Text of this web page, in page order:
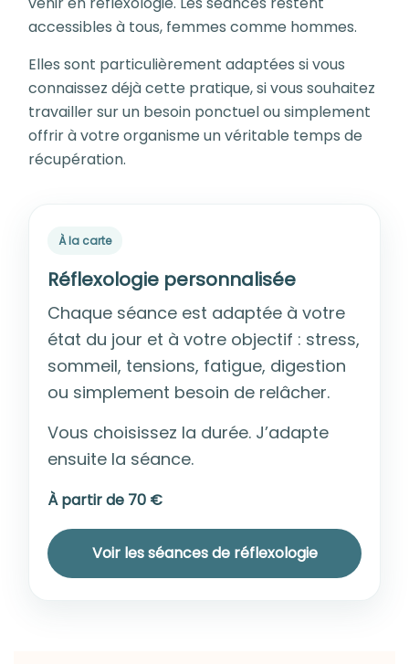
accessibles à tous, femmes comme hommes.
Elles sont particulièrement adaptées si vous
connaissez déjà cette pratique, si vous souhaitez
travailler sur un besoin ponctuel ou simplement
offrir à votre organisme un véritable temps de
récupération.
À la carte
Réflexologie personnalisée
Chaque séance est adaptée à votre
état du jour et à votre objectif : stress,
sommeil, tensions, fatigue, digestion
ou simplement besoin de relâcher.
Vous choisissez la durée. J’adapte
ensuite la séance.
À partir de 70 €
Voir les séances de réflexologie